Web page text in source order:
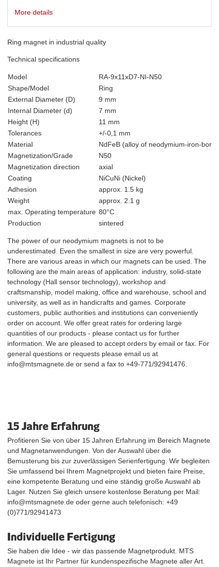
More details
Ring magnet in industrial quality
Technical specifications
Model
RA-9x11xD7-NI-N50
Shape/Model
Ring
External Diameter (D)
9 mm
Internal Diameter (d)
7 mm
Height (H)
11 mm
Tolerances
+/-0,1 mm
Material
NdFeB (alloy of neodymium-iron-
Magnetization/Grade
N50
Magnetization direction
axial
Coating
NiCuNi (Nickel)
Adhesion
approx. 1.5 kg
Weight
approx. 2.1 g
max. Operating temperature 80°C
Production
sintered
The power of our neodymium magnets is not to be
underestimated. Even the smallest in size are very powerful.
There are various areas in which our magnets can be used. The
following are the main areas of application: industry, solid-state
technology (Hall sensor technology), workshop and
craftsmanship, model making, office and warehouse, school and
university, as well as in handicrafts and games. Corporate
customers, public authorities and institutions can conveniently
order on account. We offer great rates for ordering large
quantities of our products - please contact us for further
information. We are pleased to accept orders by email or fax. For
general questions or requests please email us at
info@mtsmagnete.de or send a fax to +49-771/92941476.
15 Jahre Erfahrung
Profitieren Sie von über 15 Jahren Erfahrung im Bereich Magnete
und Magnetanwendungen. Von der Auswahl über die
Bemusterung bis zur zuverlässigen Serienfertigung. Wir begleiten
Sie umfassend bei Ihrem Magnetprojekt und bieten faire Preise,
eine kompetente Beratung und eine ständig große Auswahl ab
Lager. Nutzen Sie gleich unsere kostenlose Beratung per Mail:
info@mtsmagnete.de oder gerne auch telefonisch: +49
(0)771/92941473
Individuelle Fertigung
Sie haben die Idee - wir das passende Magnetprodukt. MTS
Magnete ist Ihr Partner für kundenspezifische Magnete aller Art.